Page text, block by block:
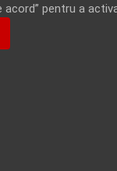
acord” pentru a